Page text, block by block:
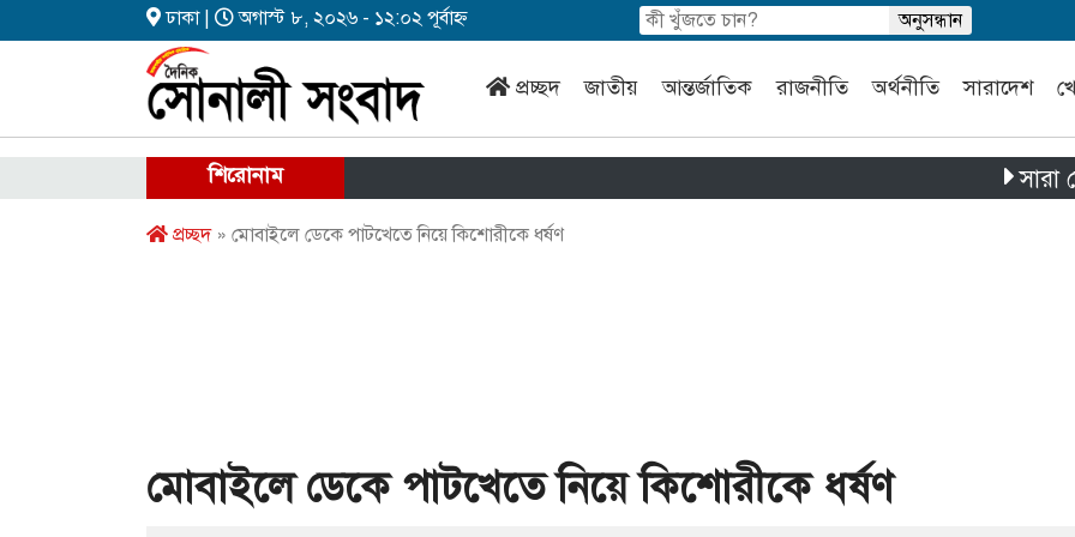
ঢাকা | অগাস্ট ৮, ২০২৬ - ১২:০২ পূর্বাহ্ন
প্রচ্ছদ জাতীয় আন্তর্জাতিক রাজনীতি অর্থনীতি সারাদেশ
শিরোনাম সারা দেশে
প্রচ্ছদ» মোবাইলে ডেকে পাটখেতে নিয়ে কিশোরীকে ধর্ষণ
মোবাইলে ডেকে পাটখেতে নিয়ে কিশোরীকে ধর্ষণ